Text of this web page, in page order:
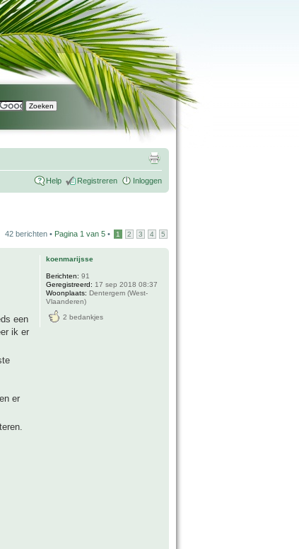
Help Registreren Inloggen
42 berichten • Pagina 1 van 5 • 1 2 3 4 5
een
ik er
er
koenmarijsse
Berichten: 91
Geregistreerd: 17 sep 2018 08:37
Woonplaats: Dentergem (West-
Vlaanderen)
2 bedankjes